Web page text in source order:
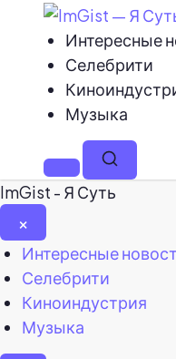
Интересные
Селебрити
Музыка
МенюПоиск
ImGist - Я Суть
×
Закрыть
меню
Интересные
Селебрити
Киноиндустрия
Музыка